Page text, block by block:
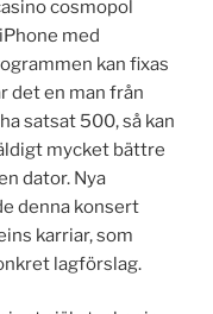
cosmopol
med
kan fixas
det en man från
satsat 500, så kan
mycket bättre
dator. Nya
denna konsert
karriar, som
lagförslag.